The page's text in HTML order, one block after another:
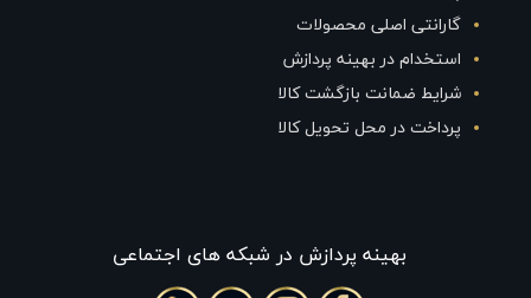
گارانتی اصلی محصولات
استخدام در بهینه پردازش
شرایط ضمانت بازگشت کالا
پرداخت در محل تحویل کالا
بهينه پردازش در شبکه های اجتماعی